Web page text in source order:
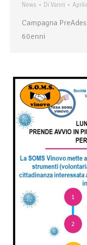
News Di Vanni
Campagna
60enni